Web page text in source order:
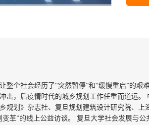
整个社会经历了“突然暂停”和“缓慢重启”的艰
击，后疫情时代的城乡规划工作任重而道远。
规划》杂志社、复旦规划建筑设计研究院、上
革”的线上公益访谈。 复旦大学社会发展与公